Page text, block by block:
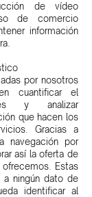
de vídeo
de comercio
información
por nosotros
cuantificar el
y analizar
que hacen los
Gracias a
navegación por
así la oferta de
Estas
a ningún dato de
identificar al